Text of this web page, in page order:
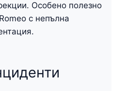
Особено полезно
с непълна